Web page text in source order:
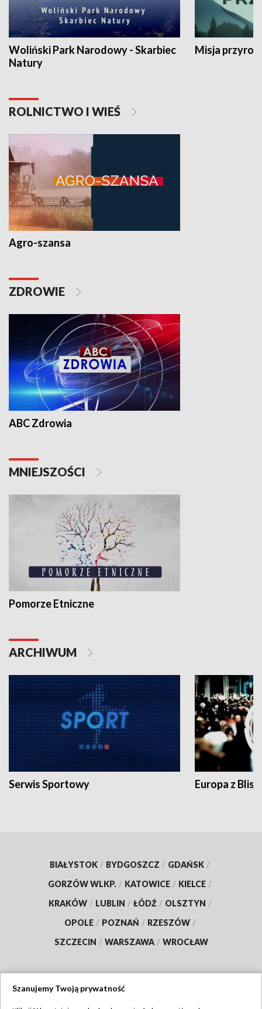
Woliński Park Narodowy - Skarbiec
Natury
Misja
ROLNICTWO I WIEŚ
Agro-szansa
ZDROWIE
ABC Zdrowia
MNIEJSZOŚCI
Pomorze Etniczne
ARCHIWUM
Serwis Sportowy Europa z
BIAŁYSTOK / BYDGOSZCZ / GDAŃSK /
GORZÓW WLKP. / KATOWICE / KIELCE /
KRAKÓW / LUBLIN / ŁÓDŹ / OLSZTYN /
OPOLE / POZNAŃ / RZESZÓW /
SZCZECIN / WARSZAWA / WROCŁAW
Szanujemy Twoją prywatność